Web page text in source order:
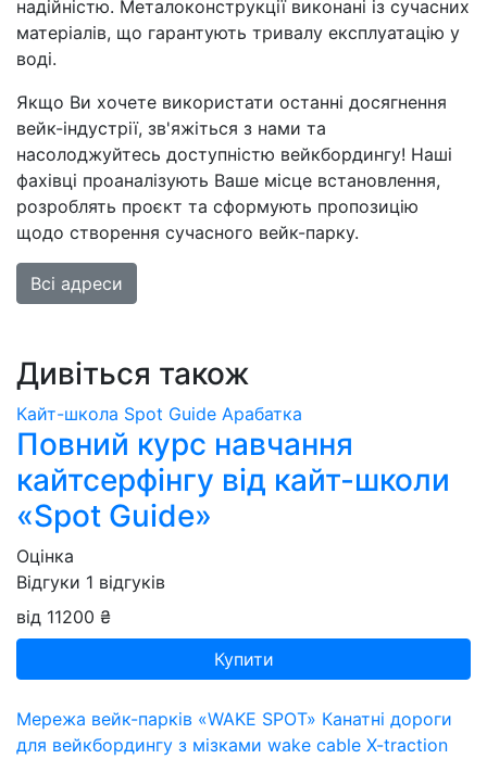
надійністю. Металоконструкції виконані із сучасних
матеріалів, що гарантують тривалу експлуатацію у
воді.
Якщо Ви хочете використати останні досягнення
вейк-індустрії, зв'яжіться з нами та
насолоджуйтесь доступністю вейкбордингу! Наші
фахівці проаналізують Ваше місце встановлення,
розроблять проєкт та сформують пропозицію
щодо створення сучасного вейк-парку.
Всі адреси
Дивіться також
Кайт-школа Spot Guide Арабатка
Повний курс навчання
кайтсерфінгу від кайт-школи
«Spot Guide»
Оцінка
Відгуки 1 відгуків
від 11200 ₴
Купити
Мережа вейк-парків «WAKE SPOT» Канатні дороги
для вейкбордингу з мізками wake cable X-traction